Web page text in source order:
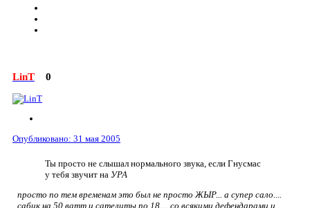
LinT 0
Опубликовано: 31 мая 2005
Ты просто не слышал нормального звука, если Гнусмас
у тебя звучит на УРА
просто по тем временам это был не просто ЖЫР... а супер сало....
сабик на 50 ватт и сателиты по 18.... со всякими дефендарами и